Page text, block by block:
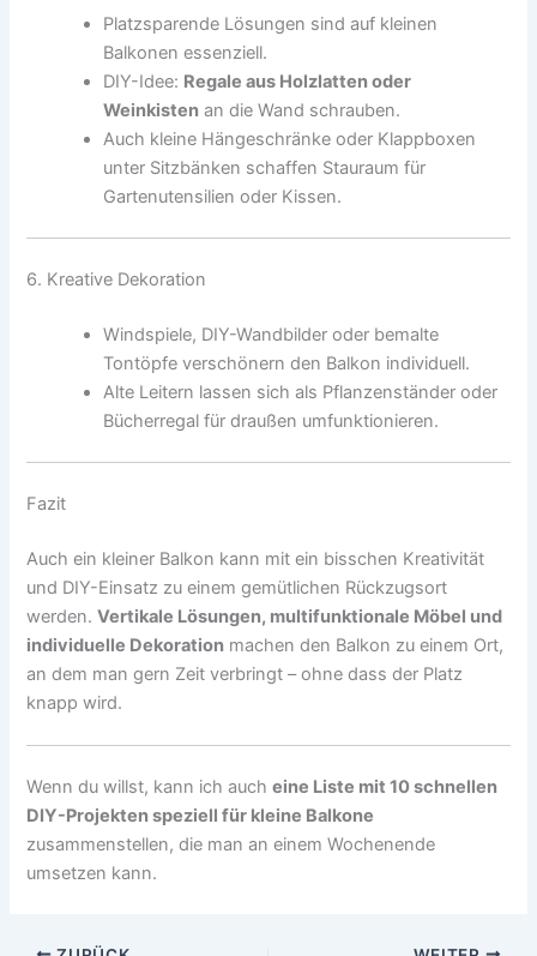
Platzsparende Lösungen sind auf kleinen
Balkonen essenziell.
DIY-Idee: Regale aus Holzlatten oder
Weinkisten an die Wand schrauben.
Auch kleine Hängeschränke oder Klappboxen
unter Sitzbänken schaffen Stauraum für
Gartenutensilien oder Kissen.
6. Kreative Dekoration
Windspiele, DIY-Wandbilder oder bemalte
Tontöpfe verschönern den Balkon individuell.
Alte Leitern lassen sich als Pflanzenständer oder
Bücherregal für draußen umfunktionieren.
Fazit
Auch ein kleiner Balkon kann mit ein bisschen Kreativität
und DIY-Einsatz zu einem gemütlichen Rückzugsort
werden.Vertikale Lösungen, multifunktionale Möbel und
individuelle Dekoration machen den Balkon zu einem Ort,
an dem man gern Zeit verbringt – ohne dass der Platz
knapp wird.
Wenn du willst, kann ich aucheine Liste mit 10 schnellen
DIY-Projekten speziell für kleine Balkone
zusammenstellen, die man an einem Wochenende
umsetzen kann.